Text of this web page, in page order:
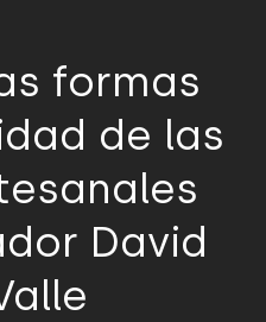
formas
de las
David